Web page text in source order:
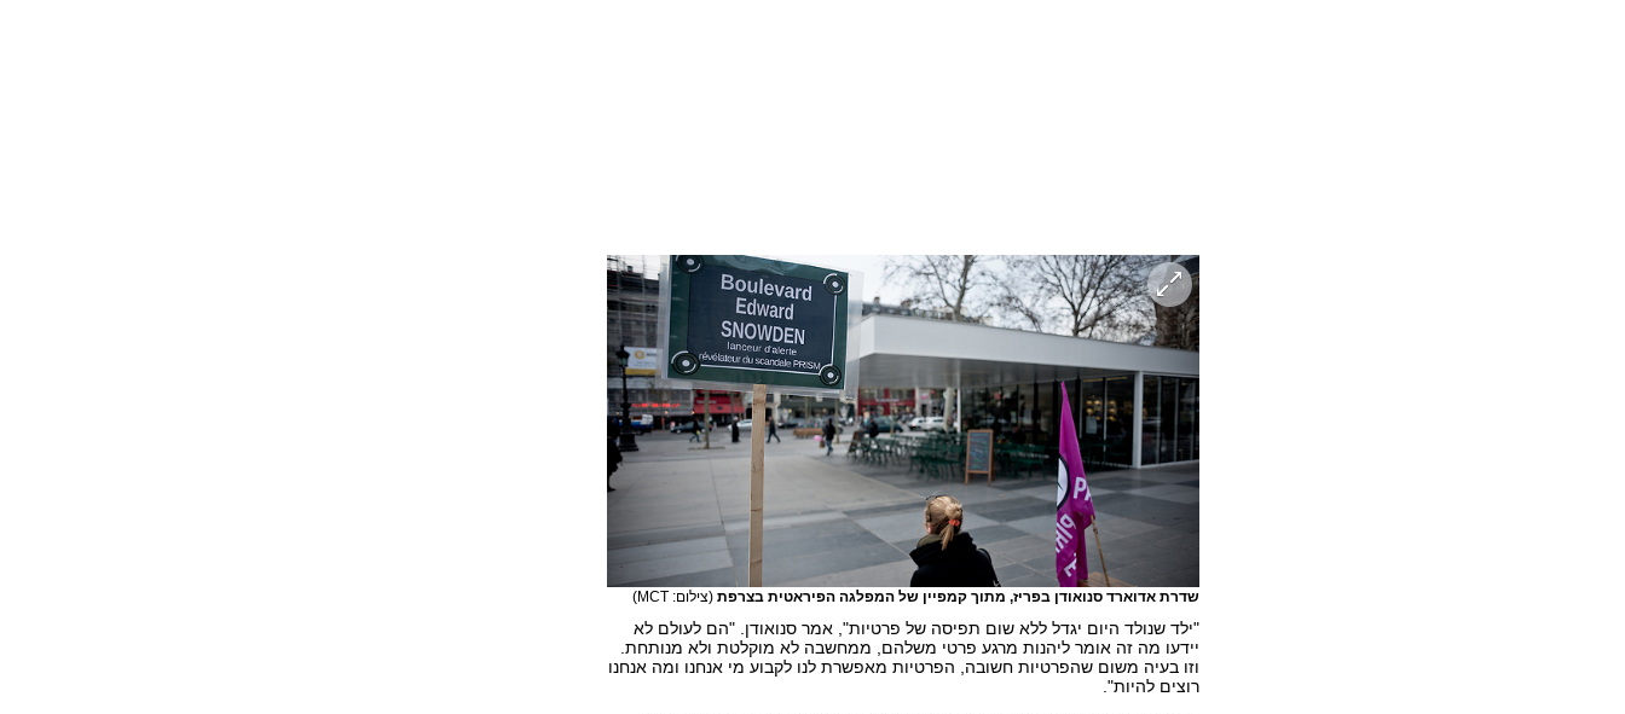
שדרת אדוארד סנואודן בפריז, מתוך קמפיין של המפלגה הפיראטית בצרפת (צילום: MCT)
"ילד שנולד היום יגדל ללא שום תפיסה של פרטיות", אמר סנואודן. "הם לעולם לא
יידעו מה זה אומר ליהנות מרגע פרטי משלהם, ממחשבה לא מוקלטת ולא מנותחת.
וזו בעיה משום שהפרטיות חשובה, הפרטיות מאפשרת לנו לקבוע מי אנחנו ומה אנחנו
רוצים להיות".